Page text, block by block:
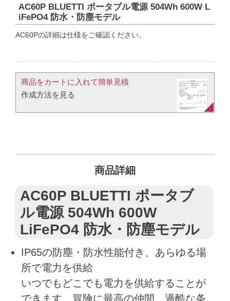
AC60P BLUETTI ポータブル電源 504Wh 600W L
iFePO4 防水・防塵モデル
AC60Pの詳細は仕様をご確認ください。
商品をカートに入れて簡単見積​
作成方法を見る​​
商品詳細
AC60P BLUETTI ポータブ
ル電源 504Wh 600W
LiFePO4 防水・防塵モデル
IP65の防塵・防水性能付き、あらゆる場
所で電力を供給
いつでもどこでも電力を供給することが
できます。冒険に最高の仲間、過酷な条